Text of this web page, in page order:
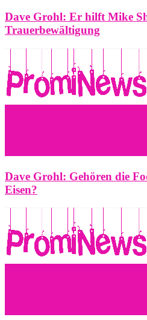
Dave Grohl: Er hilft Mike
Trauerbewältigung
Dave Grohl: Gehören die
Eisen?